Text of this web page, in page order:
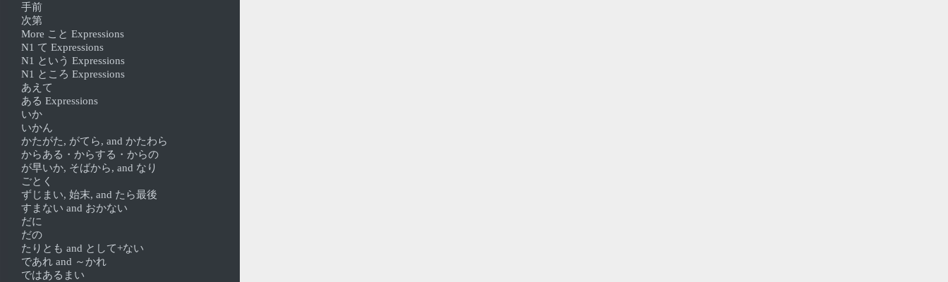
手前
次第
More こと Expressions
N1 て Expressions
N1 という Expressions
N1 ところ Expressions
あえて
ある Expressions
いか
いかん
かたがた, がてら, and かたわら
からある・からする・からの
が早いか, そばから, and なり
ごとく
ずじまい, 始末, and たら最後
すまない and おかない
だに
だの
たりとも and として+ない
であれ and ～かれ
ではあるまい